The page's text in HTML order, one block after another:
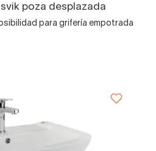
poza desplazada
para grifería empotrada